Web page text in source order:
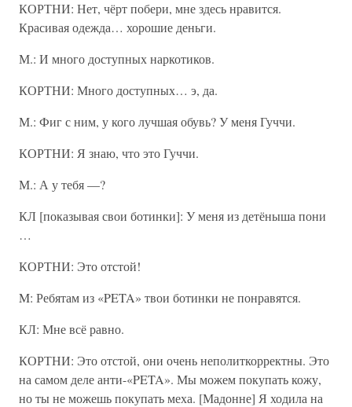
КОРТНИ: Нет, чёрт побери, мне здесь нравится.
Красивая одежда… хорошие деньги.
М.: И много доступных наркотиков.
КОРТНИ: Много доступных… э, да.
М.: Фиг с ним, у кого лучшая обувь? У меня Гуччи.
КОРТНИ: Я знаю, что это Гуччи.
М.: А у тебя —?
КЛ [показывая свои ботинки]: У меня из детёныша пони
…
КОРТНИ: Это отстой!
M: Ребятам из «PETA» твои ботинки не понравятся.
КЛ: Мне всё равно.
КОРТНИ: Это отстой, они очень неполиткорректны. Это
на самом деле анти-«PETA». Мы можем покупать кожу,
но ты не можешь покупать меха. [Мадонне] Я ходила на